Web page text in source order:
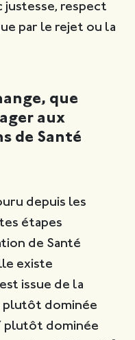
justesse, respect
par le rejet ou la
que
aux
de Santé
depuis les
étapes
de Santé
existe
issue de la
plutôt dominée
plutôt dominée